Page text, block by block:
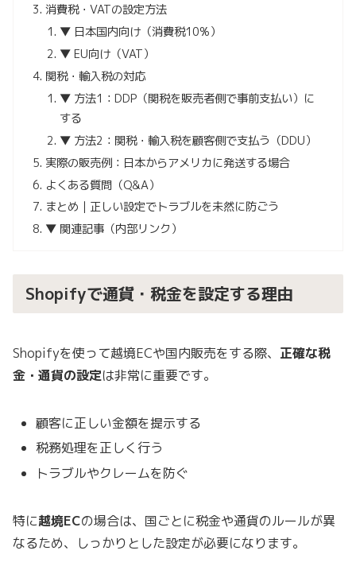
消費税・VATの設定方法
▼ 日本国内向け（消費税10%）
▼ EU向け（VAT）
関税・輸入税の対応
▼ 方法1：DDP（関税を販売者側で事前支払い）に
する
▼ 方法2：関税・輸入税を顧客側で支払う（DDU）
実際の販売例：日本からアメリカに発送する場合
よくある質問（Q&A）
まとめ｜正しい設定でトラブルを未然に防ごう
▼ 関連記事（内部リンク）
Shopifyで通貨・税金を設定する理由
Shopifyを使って越境ECや国内販売をする際、 正確な税
金・通貨の設定は非常に重要です。
顧客に正しい金額を提示する
税務処理を正しく行う
トラブルやクレームを防ぐ
特に越境ECの場合は、国ごとに税金や通貨のルールが異
なるため、しっかりとした設定が必要になります。